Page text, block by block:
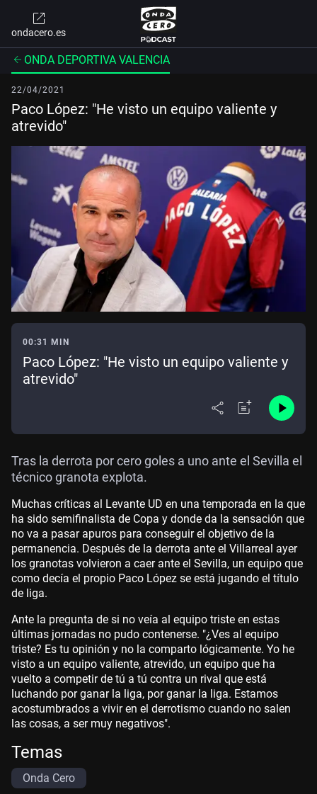
ondacero.es
ONDA DEPORTIVA VALENCIA
22/04/2021
Paco López: "He visto un equipo valiente y
atrevido"
00:31 MIN
Paco López: "He visto un equipo valiente y
atrevido"
Tras la derrota por cero goles a uno ante el Sevilla el
técnico granota explota.
Muchas críticas al Levante UD en una temporada en la que
ha sido semifinalista de Copa y donde da la sensación que
no va a pasar apuros para conseguir el objetivo de la
permanencia. Después de la derrota ante el Villarreal ayer
los granotas volvieron a caer ante el Sevilla, un equipo que
como decía el propio Paco López se está jugando el título
de liga.
Ante la pregunta de si no veía al equipo triste en estas
últimas jornadas no pudo contenerse. "¿Ves al equipo
triste? Es tu opinión y no la comparto lógicamente. Yo he
visto a un equipo valiente, atrevido, un equipo que ha
vuelto a competir de tú a tú contra un rival que está
luchando por ganar la liga, por ganar la liga. Estamos
acostumbrados a vivir en el derrotismo cuando no salen
las cosas, a ser muy negativos".
Temas
Onda Cero